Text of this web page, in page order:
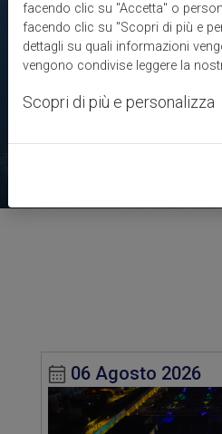
06 Agosto 2026
facendo clic su "Accetta" o
facendo clic su "Scopri di più e
dettagli su quali informazioni
vengono condivise leggere la
Scopri di più e personalizza